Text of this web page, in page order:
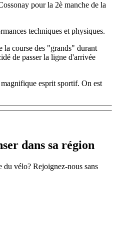
pour la 2è manche de la
techniques et physiques.
la course des "grands" durant
de passer la ligne d'arrivée
esprit sportif. On est
dans sa région
du vélo? Rejoignez-nous sans